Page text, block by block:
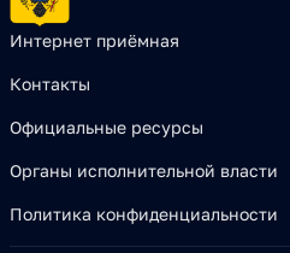
Интернет приёмная
Контакты
Официальные ресурсы
Органы исполнительной власти
Политика конфиденциальности